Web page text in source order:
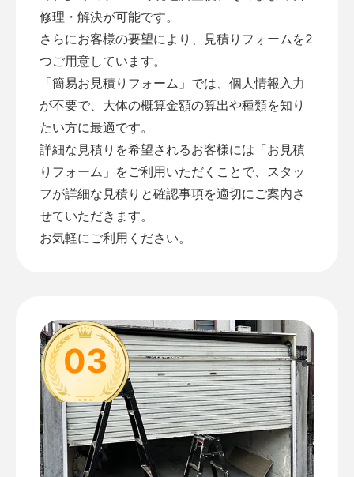
修理・解決が可能です。
さらにお客様の要望により、見積りフォームを2
つご用意しています。
「簡易お見積りフォーム 」では、個人情報入力
が不要で、大体の概算金額の算出や種類を知り
たい方に最適です。
詳細な見積りを希望されるお客様には「お見積
りフォーム 」をご利用いただくことで、スタッ
フが詳細な見積りと確認事項を適切にご案内さ
せていただきます。
お気軽にご利用ください。
03